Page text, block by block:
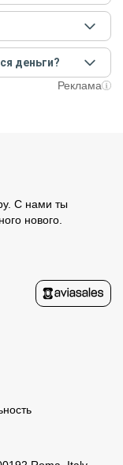
этом гид
предоплату на
состоится.
встречу
групповая — на
зависит от
и внесите
После этого
деньги?
вернем всюРеклама
С нами ты
нового.